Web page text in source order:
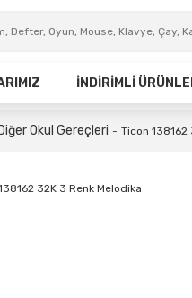
İNDİRİMLİ
Diğer Okul Gereçleri Ticon 138162